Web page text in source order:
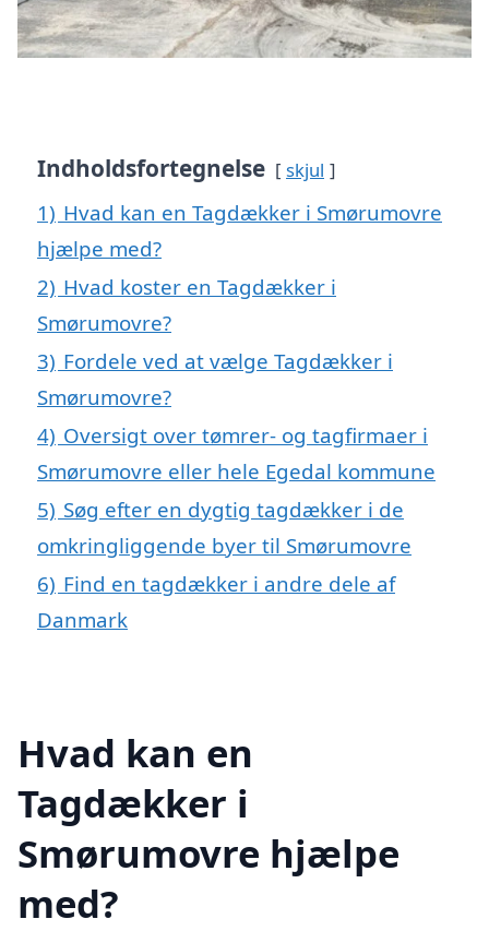
Indholdsfortegnelse skjul
1) Hvad kan en Tagdækker i Smørumovre
hjælpe med?
2) Hvad koster en Tagdækker i
Smørumovre?
3) Fordele ved at vælge Tagdækker i
Smørumovre?
4) Oversigt over tømrer- og tagfirmaer i
Smørumovre eller hele Egedal kommune
5) Søg efter en dygtig tagdækker i de
omkringliggende byer til Smørumovre
6) Find en tagdækker i andre dele af
Danmark
Hvad kan en
Tagdækker i
Smørumovre hjælpe
med?